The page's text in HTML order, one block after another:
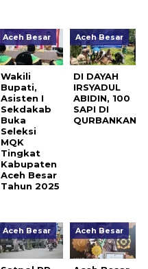
Aceh Besar
Wakili
Bupati,
Asisten I
Sekdakab
Buka
Seleksi
MQK
Tingkat
Kabupaten
Aceh Besar
Tahun 2025
Aceh Besar
DI DAYAH
IRSYADUL
ABIDIN, 100
SAPI DI
QURBANKAN
Aceh Besar Aceh Besar